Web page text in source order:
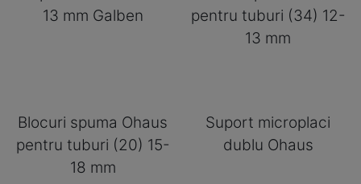
13 mm Galben
pentru tuburi (34) 12-
13 mm
Blocuri spuma Ohaus
pentru tuburi (20) 15-
18 mm
Suport microplaci
dublu Ohaus